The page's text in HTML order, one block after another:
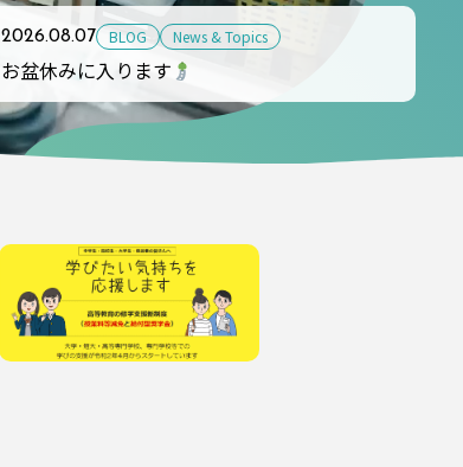
2026.08.07 BLOG News & Topics
お盆休みに入ります